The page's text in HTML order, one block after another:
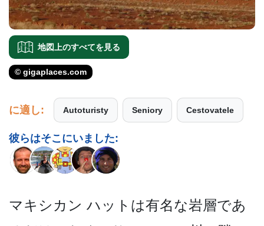
地図上のすべてを見る
© gigaplaces.com
に適し: Autoturisty Seniory Cestovatele
彼らはそこにいました:
マキシカン ハットは有名な岩層であ